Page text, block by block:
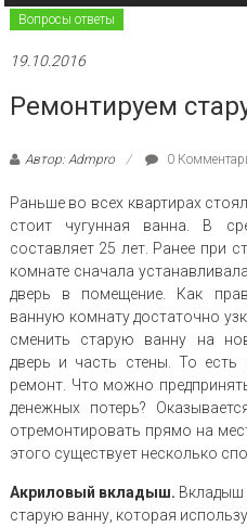
Вопросы ответы
19.10.2016
Ремонтируем
Автор: Admpro 0
Раньше во всех квартирах
стоит чугунная ванна. В
составляет 25 лет. Ранее при
комнате сначала
дверь в помещение. Как
ванную комнату достаточно
сменить старую ванну на
дверь и часть стены. То есть
ремонт. Что можно
денежных потерь?
отремонтировать прямо на
этого существует несколько
Акриловый вкладыш. Вкладыш
старую ванну, которая